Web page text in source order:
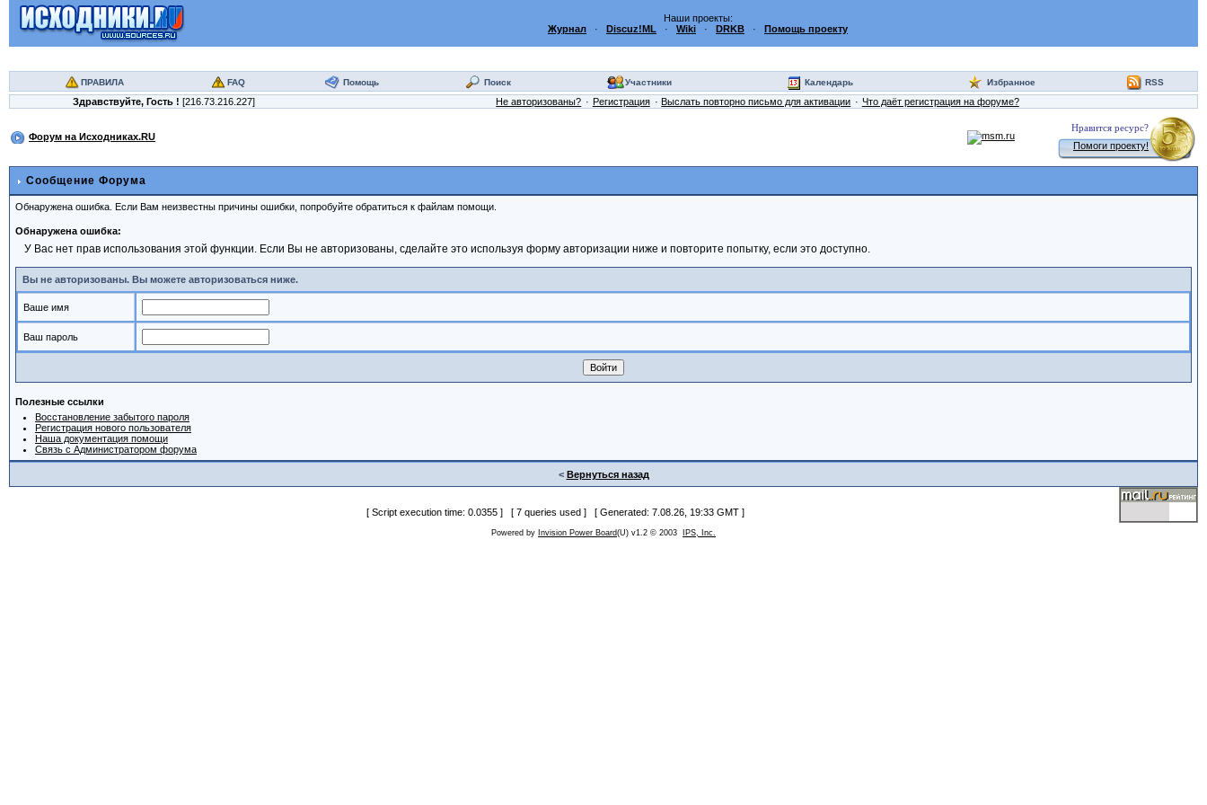
Наши проекты:
Журнал · Discuz!ML · Wiki · DRKB · Помощь проекту
ПРАВИЛА FAQ Помощь Поиск Участники Календарь Избранное RSS
Здравствуйте, Гость ! [216.73.216.227] Не авторизованы? Регистрация Выслать повторно письмо для активации Что даёт регистрация на форуме?
Форум на Исходниках.RU
Нравится ресурс?
Помоги проекту!
Сообщение Форума
Обнаружена ошибка. Если Вам неизвестны причины ошибки, попробуйте обратиться к файлам помощи.
Обнаружена ошибка:
У Вас нет прав использования этой функции. Если Вы не авторизованы, сделайте это используя форму авторизации ниже и повторите попытку, если это доступно.
Вы не авторизованы. Вы можете авторизоваться ниже.
Ваше имя
Ваш пароль
Полезные ссылки
Восстановление забытого пароля
Регистрация нового пользователя
Наша документация помощи
Связь с Администратором форума
< Вернуться назад
[ Script execution time: 0.0355 ] [ 7 queries used ] [ Generated: 7.08.26, 19:33 GMT ]
Powered by Invision Power Board(U) v1.2 © 2003 IPS, Inc.